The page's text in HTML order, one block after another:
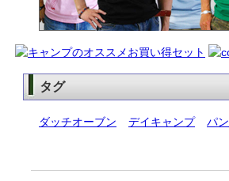
タグ
ダッチオーブン デイキャンプ パン